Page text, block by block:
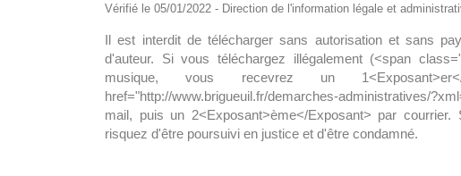
Vérifié le 05/01/2022 - Direction de l'information légale et
Il est interdit de télécharger sans autorisation et sans
d'auteur. Si vous téléchargez illégalement (<span
musique, vous recevrez un
href="http://www.brigueuil.fr/demarches-administratives/
mail, puis un 2<Exposant>ème</Exposant> par
risquez d'être poursuivi en justice et d'être condamné.
le déploiement? A ce
sol, abritera un hall d’accueil avec […]